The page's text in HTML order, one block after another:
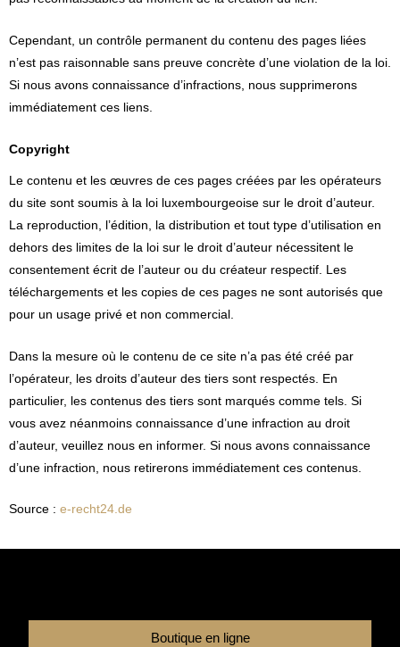
Cependant, un contrôle permanent du contenu des pages liées
n’est pas raisonnable sans preuve concrète d’une violation de la loi.
Si nous avons connaissance d’infractions, nous supprimerons
immédiatement ces liens.
Copyright
Le contenu et les œuvres de ces pages créées par les opérateurs
du site sont soumis à la loi luxembourgeoise sur le droit d’auteur.
La reproduction, l’édition, la distribution et tout type d’utilisation en
dehors des limites de la loi sur le droit d’auteur nécessitent le
consentement écrit de l’auteur ou du créateur respectif. Les
téléchargements et les copies de ces pages ne sont autorisés que
pour un usage privé et non commercial.
Dans la mesure où le contenu de ce site n’a pas été créé par
l’opérateur, les droits d’auteur des tiers sont respectés. En
particulier, les contenus des tiers sont marqués comme tels. Si
vous avez néanmoins connaissance d’une infraction au droit
d’auteur, veuillez nous en informer. Si nous avons connaissance
d’une infraction, nous retirerons immédiatement ces contenus.
Source : e-recht24.de
Boutique en ligne